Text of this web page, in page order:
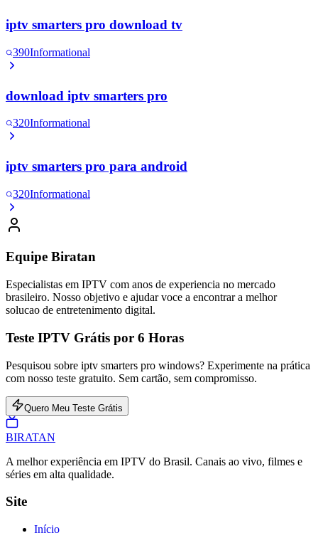
iptv smarters pro download tv
390Informational
download iptv smarters pro
320Informational
iptv smarters pro para android
320Informational
Equipe Biratan
Especialistas em IPTV com anos de experiencia no mercado
brasileiro. Nosso objetivo e ajudar voce a encontrar a melhor
solucao de entretenimento digital.
Teste IPTV Grátis por 6 Horas
Pesquisou sobre iptv smarters pro windows? Experimente na prática
com nosso teste gratuito. Sem cartão, sem compromisso.
Quero Meu Teste Grátis
BIRATAN
A melhor experiência em IPTV do Brasil. Canais ao vivo, filmes e
séries em alta qualidade.
Site
Início